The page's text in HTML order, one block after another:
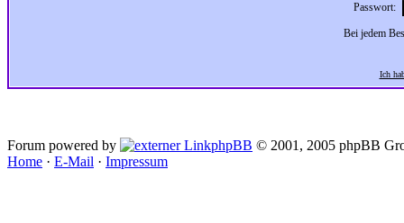
Passwort:
Bei jedem
Ich
Forum powered by phpBB © 2001, 2005 phpBB
Home · E-Mail · Impressum